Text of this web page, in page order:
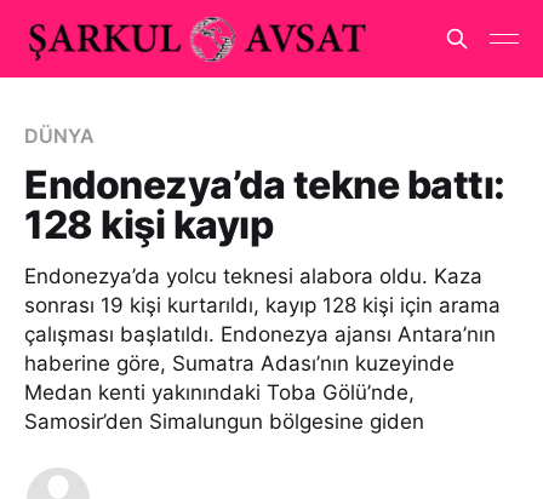
DÜNYA
Endonezya’da tekne battı:
128 kişi kayıp
Endonezya’da yolcu teknesi alabora oldu. Kaza
sonrası 19 kişi kurtarıldı, kayıp 128 kişi için arama
çalışması başlatıldı. Endonezya ajansı Antara’nın
haberine göre, Sumatra Adası’nın kuzeyinde
Medan kenti yakınındaki Toba Gölü’nde,
Samosir’den Simalungun bölgesine giden